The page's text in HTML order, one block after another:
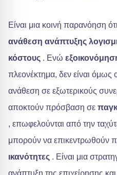
Είναι μια κοινή παρανόηση ότι
ανάθεση ανάπτυξης
κόστους . Ενώ
πλεονέκτημα, δεν είναι όμως
ανάθεση σε εξωτερικούς
αποκτούν πρόσβαση σε
, επωφελούνται από την
μπορούν να επικεντρωθούν
ικανότητες . Είναι μια
ανάπτυξη της επιχείρησης